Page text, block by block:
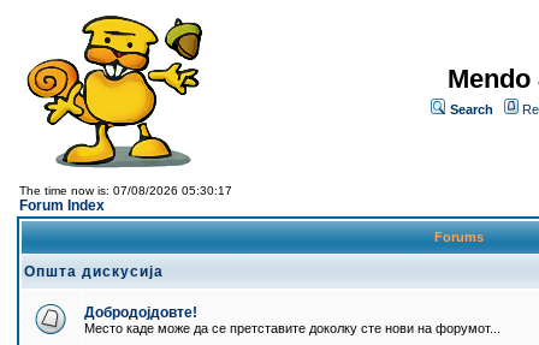
Search
The time now is: 07/08/2026 05:30:17
Forum Index
Forums
Општа дискусија
Добродојдовте!
Место каде може да се претставите доколку сте нови на форумот...